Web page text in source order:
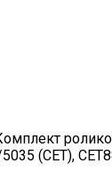
(CET),